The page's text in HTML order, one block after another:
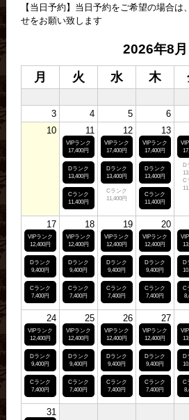
【当日予約】当日予約をご希望の場合
せをお願い致します
2026年8月
月 火 水 木
3
4 5 6
10
11
VIPランク
17,400円
Dランク
13,400円
Cランク
11,400円
12
VIPランク
17,400円
Dランク
13,400円
Cランク
11,400円
13
VIPランク
17,400円
Dランク
13,400円
Cランク
11,400円
D
C
17
VIPランク
12,400円
Dランク
9,400円
Cランク
7,400円
18
VIPランク
12,400円
Dランク
9,400円
Cランク
7,400円
19
VIPランク
12,400円
Dランク
9,400円
Cランク
7,400円
20
VIPランク
12,400円
Dランク
9,400円
Cランク
7,400円
D
C
24
VIPランク
12,400円
Dランク
9,400円
Cランク
7,400円
25
VIPランク
12,400円
Dランク
9,400円
Cランク
7,400円
26
VIPランク
12,400円
Dランク
9,400円
Cランク
7,400円
27
VIPランク
12,400円
Dランク
9,400円
Cランク
7,400円
D
C
31